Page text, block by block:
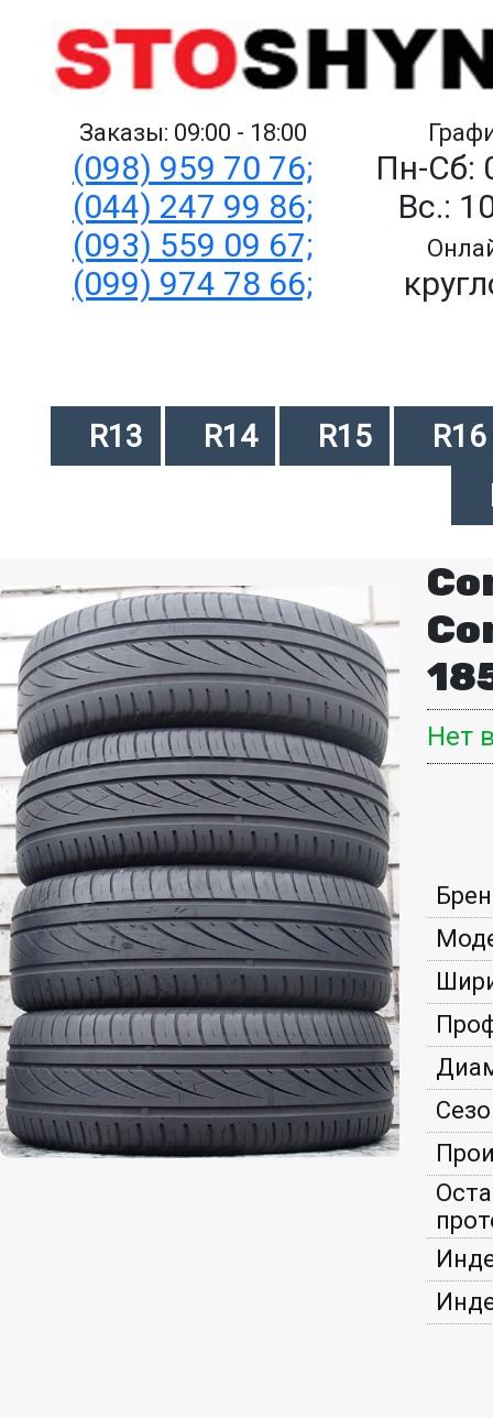
Заказы: 09:00 - 18:00
(098) 959 70 76;
(044) 247 99 86;
(093) 559 09 67;
(099) 974 78 66;
Пн-Сб:
Вс.:
R13 R14 R15
R16
Нет